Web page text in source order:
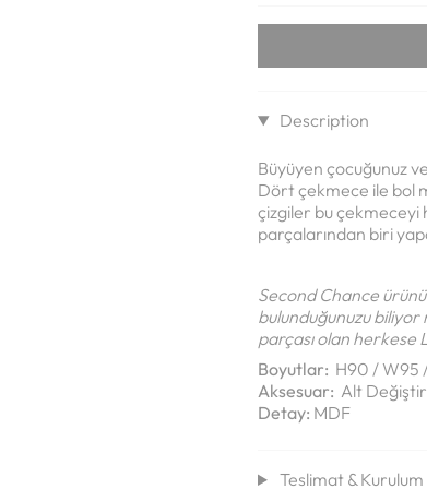
Description
Büyüyen çocuğunuz
Dört çekmece ile bol
çizgiler bu çekmeceyi
parçalarından biri
Second Chance ürünü
bulunduğunuzu biliyor
parçası olan
Boyutlar: H90 / W95
Aksesuar: Alt
Detay: MDF
Teslimat & Kurulum